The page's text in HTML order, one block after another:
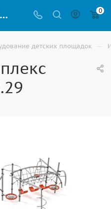
Игровой комплекс ELMAF 20000.29 купить для улицы в Волгограде 0
детских площадок —